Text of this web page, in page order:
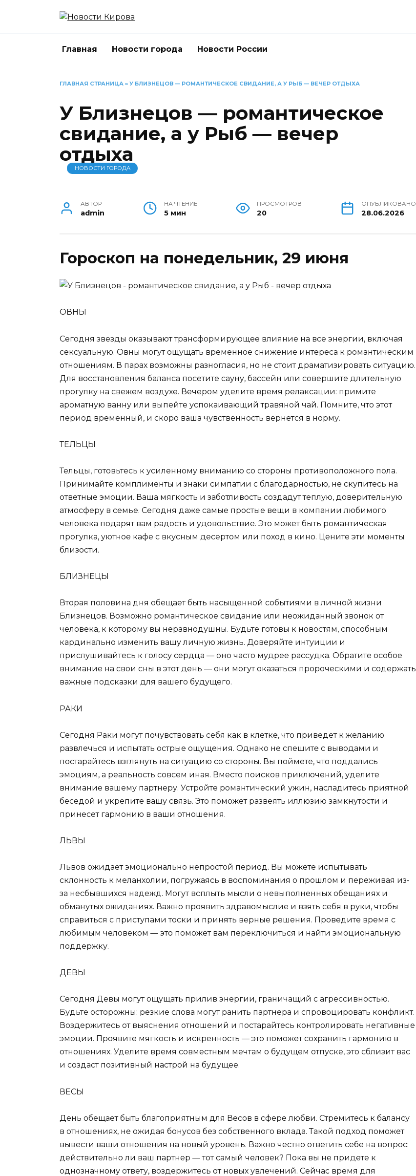
Главная Новости города Новости России
ГЛАВНАЯ СТРАНИЦА » У БЛИЗНЕЦОВ — РОМАНТИЧЕСКОЕ СВИДАНИЕ, А У РЫБ — ВЕЧЕР ОТДЫХА
У Близнецов — романтическое
свидание, а у Рыб — вечер
отдыха
НОВОСТИ ГОРОДА
АВТОР
admin
НА ЧТЕНИЕ
5 мин
ПРОСМОТРОВ
20
ОПУБЛИКОВАНО
28.06.2026
Гороскоп на понедельник, 29 июня
ОВНЫ
Сегодня звезды оказывают трансформирующее влияние на все энергии, включая
сексуальную. Овны могут ощущать временное снижение интереса к романтическим
отношениям. В парах возможны разногласия, но не стоит драматизировать ситуацию.
Для восстановления баланса посетите сауну, бассейн или совершите длительную
прогулку на свежем воздухе. Вечером уделите время релаксации: примите
ароматную ванну или выпейте успокаивающий травяной чай. Помните, что этот
период временный, и скоро ваша чувственность вернется в норму.
ТЕЛЬЦЫ
Тельцы, готовьтесь к усиленному вниманию со стороны противоположного пола.
Принимайте комплименты и знаки симпатии с благодарностью, не скупитесь на
ответные эмоции. Ваша мягкость и заботливость создадут теплую, доверительную
атмосферу в семье. Сегодня даже самые простые вещи в компании любимого
человека подарят вам радость и удовольствие. Это может быть романтическая
прогулка, уютное кафе с вкусным десертом или поход в кино. Цените эти моменты
близости.
БЛИЗНЕЦЫ
Вторая половина дня обещает быть насыщенной событиями в личной жизни
Близнецов. Возможно романтическое свидание или неожиданный звонок от
человека, к которому вы неравнодушны. Будьте готовы к новостям, способным
кардинально изменить вашу личную жизнь. Доверяйте интуиции и
прислушивайтесь к голосу сердца — оно часто мудрее рассудка. Обратите особое
внимание на свои сны в этот день — они могут оказаться пророческими и содержать
важные подсказки для вашего будущего.
РАКИ
Сегодня Раки могут почувствовать себя как в клетке, что приведет к желанию
развлечься и испытать острые ощущения. Однако не спешите с выводами и
постарайтесь взглянуть на ситуацию со стороны. Вы поймете, что поддались
эмоциям, а реальность совсем иная. Вместо поисков приключений, уделите
внимание вашему партнеру. Устройте романтический ужин, насладитесь приятной
беседой и укрепите вашу связь. Это поможет развеять иллюзию замкнутости и
принесет гармонию в ваши отношения.
ЛЬВЫ
Львов ожидает эмоционально непростой период. Вы можете испытывать
склонность к меланхолии, погружаясь в воспоминания о прошлом и переживая из-
за несбывшихся надежд. Могут всплыть мысли о невыполненных обещаниях и
обманутых ожиданиях. Важно проявить здравомыслие и взять себя в руки, чтобы
справиться с приступами тоски и принять верные решения. Проведите время с
любимым человеком — это поможет вам переключиться и найти эмоциональную
поддержку.
ДЕВЫ
Сегодня Девы могут ощущать прилив энергии, граничащий с агрессивностью.
Будьте осторожны: резкие слова могут ранить партнера и спровоцировать конфликт.
Воздержитесь от выяснения отношений и постарайтесь контролировать негативные
эмоции. Проявите мягкость и искренность — это поможет сохранить гармонию в
отношениях. Уделите время совместным мечтам о будущем отпуске, это сблизит вас
и создаст позитивный настрой на будущее.
ВЕСЫ
День обещает быть благоприятным для Весов в сфере любви. Стремитесь к балансу
в отношениях, не ожидая бонусов без собственного вклада. Такой подход поможет
вывести ваши отношения на новый уровень. Важно честно ответить себе на вопрос:
действительно ли ваш партнер — тот самый человек? Пока вы не придете к
однозначному ответу, воздержитесь от новых увлечений. Сейчас время для